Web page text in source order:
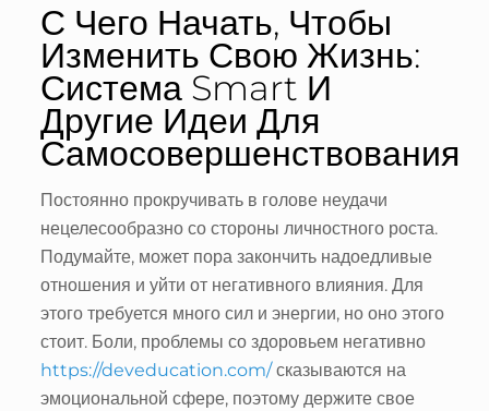
С Чего Начать, Чтобы
Изменить Свою Жизнь:
Система Smart И
Другие Идеи Для
Самосовершенствования
Постоянно прокручивать в голове неудачи
нецелесообразно со стороны личностного роста.
Подумайте, может пора закончить надоедливые
отношения и уйти от негативного влияния. Для
этого требуется много сил и энергии, но оно этого
стоит. Боли, проблемы со здоровьем негативно
https://deveducation.com/сказываются на
эмоциональной сфере, поэтому держите свое